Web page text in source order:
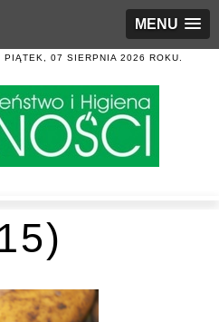
MENU
PIĄTEK, 07 SIERPNIA 2026 ROKU.